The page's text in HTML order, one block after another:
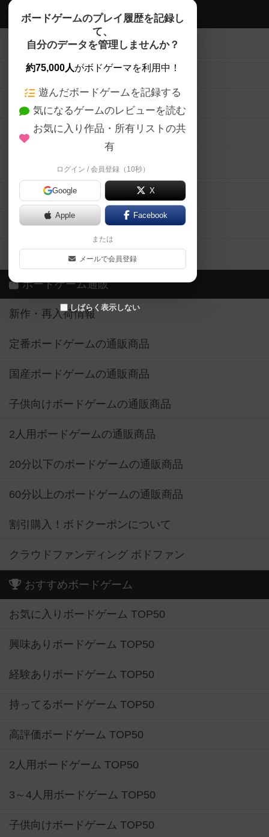
ボードゲームのプレイ履歴を記録し
て、
自分のデータを管理しませんか？
約75,000人がボドゲーマを利用中！
遊んだボードゲームを記録する
気になるゲームのレビューを読む
お気に入り作品・所有リストの共
有
ログイン / 会員登録（10秒）
Google X
Apple Facebook
または
メールで会員登録
しばらく表示しない
ボドゲーマTOP
ボードゲームを検索する
ボードゲームの新着レビュー
ボードゲーム会情報
メカニクス特集
掲示板・トピックス
ボドとも・会員一覧
ボードゲーム業界コラム
ボドゲーマご利用案内
ボードゲーム通販
新作・再入荷情報
定番ボードゲームの通販商品
国産ボードゲームの通販商品
子供向けボードゲームの通販商品
2人用ボードゲームの通販商品
20分以下のボードゲームの通販商品
60分以上のボードゲームの通販商品
割引購入！ボドクーポンについて
クラウドファンディング ボドファン
おすすめボードゲーム
お気に入りボードゲーム TOP50
興味ありボードゲーム TOP50
経験ありボードゲーム TOP50
持ってるボードゲーム TOP50
高評価ボードゲーム TOP50
2人用ボードゲーム TOP50
3～4人用ボードゲーム TOP50
子供向けボードゲーム TOP50